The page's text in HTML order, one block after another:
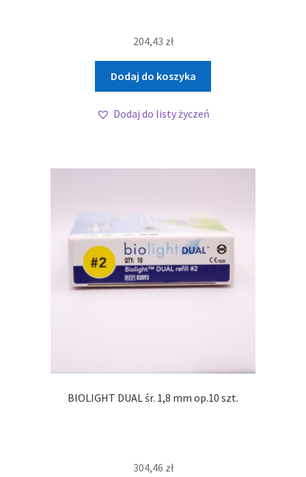
204,43 zł
Dodaj do koszyka
Dodaj do listy życzeń
BIOLIGHT DUAL śr. 1,8 mm op.10 szt.
304,46 zł